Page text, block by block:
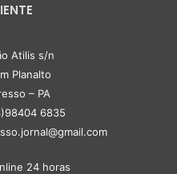
Atilis s/n
Planalto
– PA
6835
24 horas